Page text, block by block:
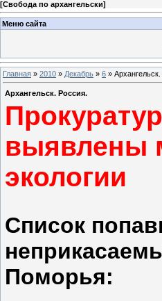
[Свобода по архангельски]
Меню сайта
Главная » 2010 » Декабрь » 6 » Архангельск.
Архангельск. Россия.
выявлены
экологии
Список
Поморья: